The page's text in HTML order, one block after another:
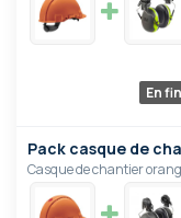
En
Pack casque de
Casque de chantier